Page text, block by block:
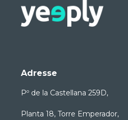
Adresse
Pº de la Castellana 259D,
Planta 18, Torre Emperador,